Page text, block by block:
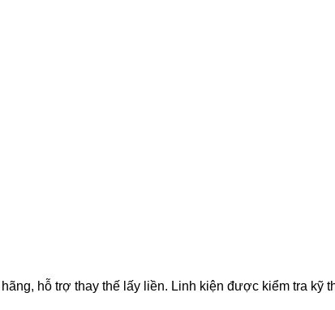
hỗ trợ thay thế lấy liền. Linh kiện được kiểm tra kỹ